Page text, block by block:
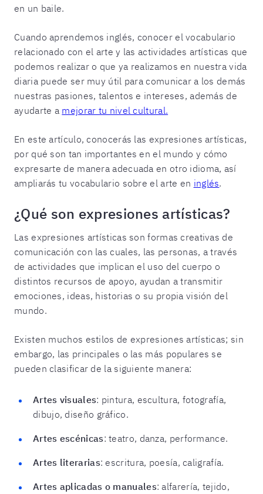
en un baile.
Cuando aprendemos inglés, conocer el vocabulario
relacionado con el arte y las actividades artísticas que
podemos realizar o que ya realizamos en nuestra vida
diaria puede ser muy útil para comunicar a los demás
nuestras pasiones, talentos e intereses, además de
ayudarte a mejorar tu nivel cultural.
En este artículo, conocerás las expresiones artísticas,
por qué son tan importantes en el mundo y cómo
expresarte de manera adecuada en otro idioma, así
ampliarás tu vocabulario sobre el arte en inglés.
¿Qué son expresiones artísticas?
Las expresiones artísticas son formas creativas de
comunicación con las cuales, las personas, a través
de actividades que implican el uso del cuerpo o
distintos recursos de apoyo, ayudan a transmitir
emociones, ideas, historias o su propia visión del
mundo.
Existen muchos estilos de expresiones artísticas; sin
embargo, las principales o las más populares se
pueden clasificar de la siguiente manera:
Artes visuales: pintura, escultura, fotografía,
dibujo, diseño gráfico.
Artes escénicas: teatro, danza, performance.
Artes literarias: escritura, poesía, caligrafía.
Artes aplicadas o manuales: alfarería, tejido,